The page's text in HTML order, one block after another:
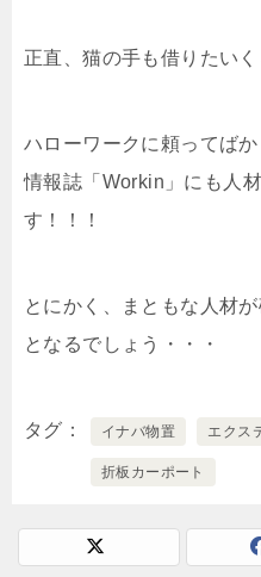
正直、猫の手も借りたいく
ハローワークに頼ってば
情報誌「Workin」にも人
す！！！
とにかく、まともな人材
となるでしょう・・・
タグ イナバ物置 エクス
折板カーポート